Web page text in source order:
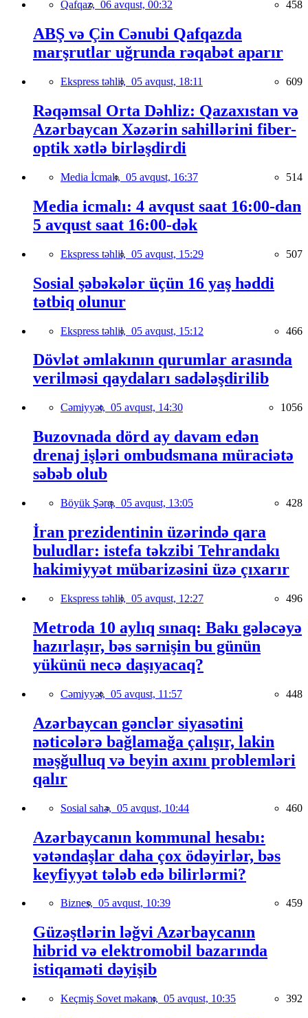
Qafqaz, 06 avqust, 00:32 458
ABŞ və Çin Cənubi Qafqazda
marşrutlar uğrunda rəqabət aparır
Ekspress təhlil, 05 avqust, 18:11 609
Rəqəmsal Orta Dəhliz: Qazaxıstan və
Azərbaycan Xəzərin sahillərini fiber-
optik xətlə birləşdirdi
Media İcmalı, 05 avqust, 16:37 514
Media icmalı: 4 avqust saat 16:00-dan
5 avqust saat 16:00-dək
Ekspress təhlil, 05 avqust, 15:29 507
Sosial şəbəkələr üçün 16 yaş həddi
tətbiq olunur
Ekspress təhlil, 05 avqust, 15:12 466
Dövlət əmlakının qurumlar arasında
verilməsi qaydaları sadələşdirilib
Cəmiyyət, 05 avqust, 14:30 1056
Buzovnada dörd ay davam edən
drenaj işləri ombudsmana müraciətə
səbəb olub
Böyük Şərq, 05 avqust, 13:05 428
İran prezidentinin üzərində qara
buludlar: istefa təkzibi Tehrandakı
hakimiyyət mübarizəsini üzə çıxarır
Ekspress təhlil, 05 avqust, 12:27 496
Metroda 10 aylıq sınaq: Bakı gələcəyə
hazırlaşır, bəs sərnişin bu günün
yükünü necə daşıyacaq?
Cəmiyyət, 05 avqust, 11:57 448
Azərbaycan gənclər siyasətini
nəticələrə bağlamağa çalışır, lakin
məşğulluq və beyin axını problemləri
qalır
Sosial sahə, 05 avqust, 10:44 460
Azərbaycanın kommunal hesabı:
vətəndaşlar daha çox ödəyirlər, bəs
keyfiyyət tələb edə bilirlərmi?
Biznes, 05 avqust, 10:39 459
Güzəştlərin ləğvi Azərbaycanın
hibrid və elektromobil bazarında
istiqaməti dəyişib
Keçmiş Sovet məkanı, 05 avqust, 10:35 392